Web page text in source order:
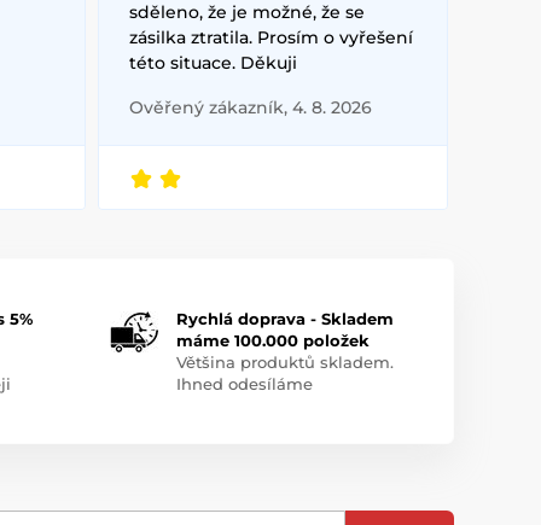
sděleno, že je možné, že se
zásilka ztratila. Prosím o vyřešení
této situace. Děkuji
Ověřený zákazník, 4. 8. 2026
5%
Rychlá doprava - Skladem
máme 100.000 položek
Většina produktů skladem.
Ihned odesíláme